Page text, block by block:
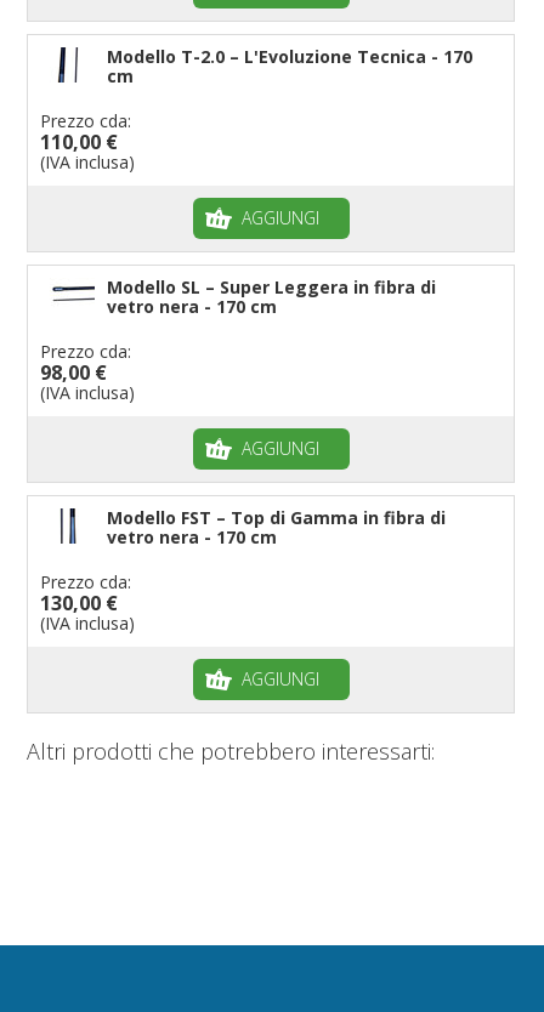
Modello T-2.0 – L'Evoluzione Tecnica - 170
cm
Prezzo cda:
110,00 €
(IVA inclusa)
AGGIUNGI
Modello SL – Super Leggera in fibra di
vetro nera - 170 cm
Prezzo cda:
98,00 €
(IVA inclusa)
AGGIUNGI
Modello FST – Top di Gamma in fibra di
vetro nera - 170 cm
Prezzo cda:
130,00 €
(IVA inclusa)
AGGIUNGI
Altri prodotti che potrebbero interessarti: